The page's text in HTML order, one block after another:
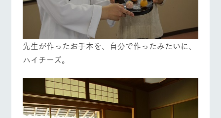
先生が作ったお手本を、自分で作ったみたいに、
ハイチーズ。